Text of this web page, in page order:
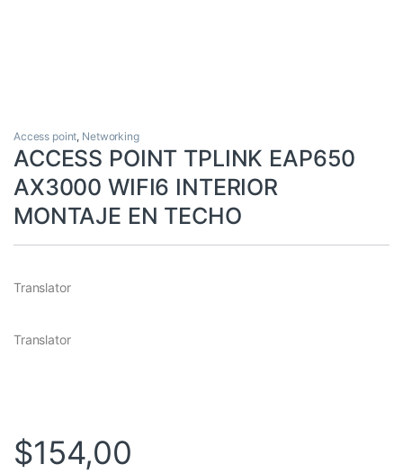
Access point, Networking
ACCESS POINT TPLINK EAP650
AX3000 WIFI6 INTERIOR
MONTAJE EN TECHO
Translator
Translator
$154,00